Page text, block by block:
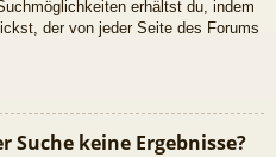
erhältst du, indem
der von jeder Seite des Forums
Suche keine Ergebnisse?